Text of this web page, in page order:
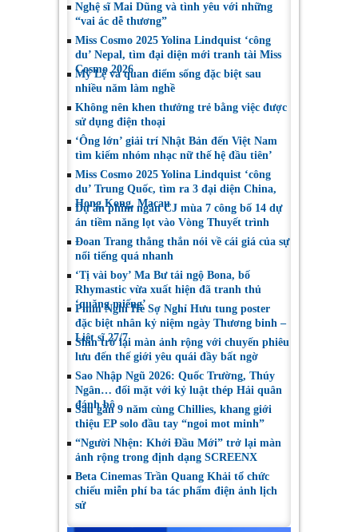
Nghệ sĩ Mai Dũng và tình yêu với những
“vai ác dễ thương”
Miss Cosmo 2025 Yolina Lindquist ‘công
du’ Nepal, tìm đại diện mới tranh tài Miss
Cosmo 2026
Mỹ Lệ và quan điểm sống đặc biệt sau
nhiều năm làm nghề
Không nên khen thưởng trẻ bằng việc được
sử dụng điện thoại
‘Ông lớn’ giải trí Nhật Bản đến Việt Nam
tìm kiếm nhóm nhạc nữ thế hệ đầu tiên’
Miss Cosmo 2025 Yolina Lindquist ‘công
du’ Trung Quốc, tìm ra 3 đại diện China,
Hong Kong, Macau
Dự án phim ngắn CJ mùa 7 công bố 14 dự
án tiềm năng lọt vào Vòng Thuyết trình
Đoan Trang thẳng thắn nói về cái giá của sự
nổi tiếng quá nhanh
‘Tị vài boy’ Ma Bư tái ngộ Bona, bố
Rhymastic vừa xuất hiện đã tranh thủ
‘quăng miếng’
Phim Nghỉ Hè Sợ Nghỉ Hưu tung poster
đặc biệt nhân kỷ niệm ngày Thương binh –
Liệt sĩ 27/7
Shin trở lại màn ảnh rộng với chuyến phiêu
lưu đến thế giới yêu quái đầy bất ngờ
Sao Nhập Ngũ 2026: Quốc Trường, Thúy
Ngân… đối mặt với kỷ luật thép Hải quân
đánh bộ
Sau gần 9 năm cùng Chillies, khang giới
thiệu EP solo đầu tay “ngoi mot minh”
“Người Nhện: Khởi Đầu Mới” trở lại màn
ảnh rộng trong định dạng SCREENX
Beta Cinemas Trần Quang Khải tổ chức
chiếu miễn phí ba tác phẩm điện ảnh lịch
sử